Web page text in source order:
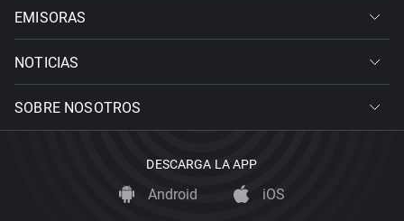
EMISORAS
NOTICIAS
SOBRE NOSOTROS
DESCARGA LA APP
Android iOS